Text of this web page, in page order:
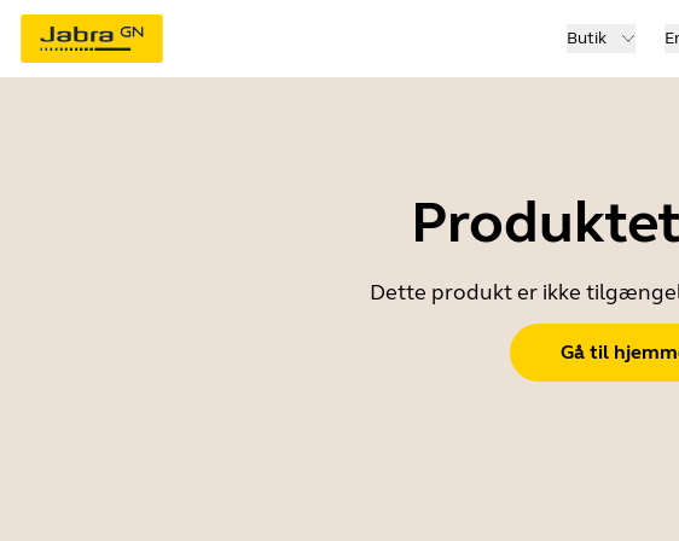
Butik
Dette produkt er ikke
Gå til